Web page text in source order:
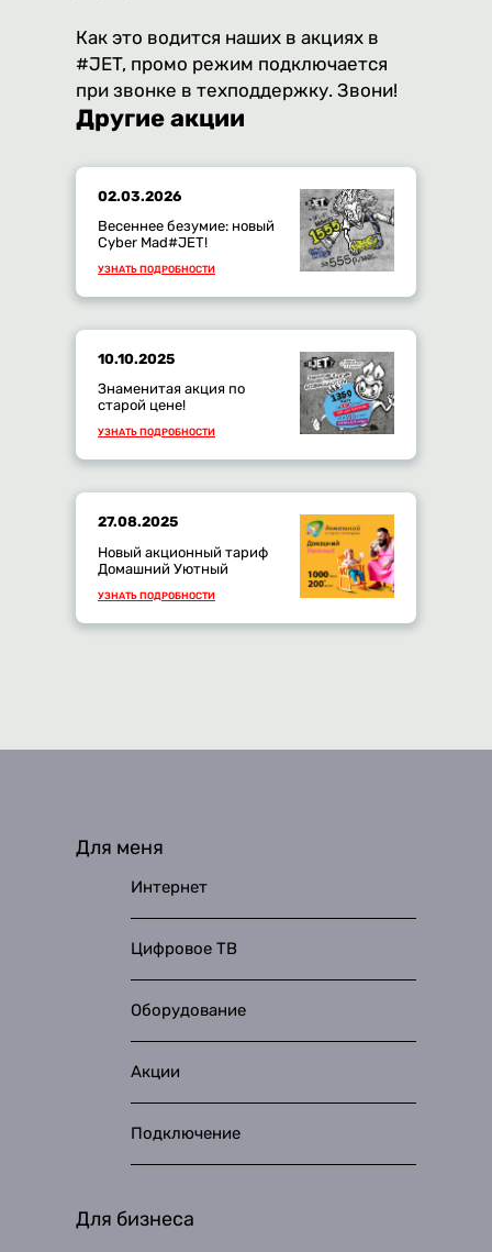
Как это водится наших в акциях в
#JET, промо режим подключается
при звонке в техподдержку. Звони!
Другие акции
02.03.2026
Весеннее безумие: новый
Cyber Mad#JET!
УЗНАТЬ ПОДРОБНОСТИ
10.10.2025
Знаменитая акция по
старой цене!
УЗНАТЬ ПОДРОБНОСТИ
27.08.2025
Новый акционный тариф
Домашний Уютный
УЗНАТЬ ПОДРОБНОСТИ
Для меня
Интернет
Цифровое ТВ
Оборудование
Акции
Подключение
Для бизнеса